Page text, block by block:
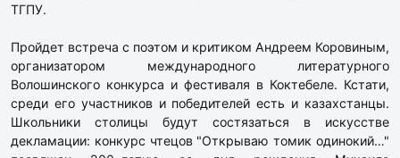
ТГПУ.
Пройдет встреча с поэтом и критиком Андреем Коровиным,
организатором международного литературного
Волошинского конкурса и фестиваля в Коктебеле. Кстати,
среди его участников и победителей есть и казахстанцы.
Школьники столицы будут состязаться в искусстве
декламации: конкурс чтецов "Открываю томик одинокий…"